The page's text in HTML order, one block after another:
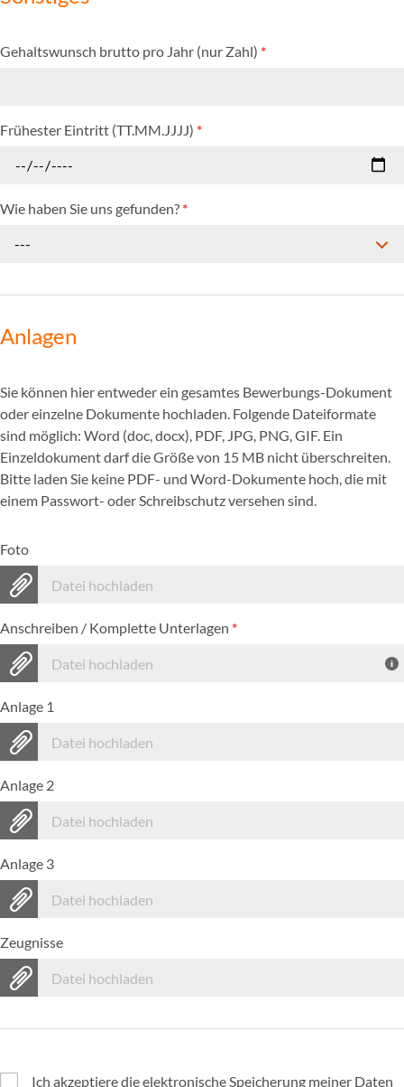
Gehaltswunsch brutto pro Jahr (nur Zahl) *
Frühester Eintritt (TT.MM.JJJJ) *
Wie haben Sie uns gefunden? *
---
Anlagen
Sie können hier entweder ein gesamtes Bewerbungs-Dokument
oder einzelne Dokumente hochladen. Folgende Dateiformate
sind möglich: Word (doc, docx), PDF, JPG, PNG, GIF. Ein
Einzeldokument darf die Größe von 15 MB nicht überschreiten.
Bitte laden Sie keine PDF- und Word-Dokumente hoch, die mit
einem Passwort- oder Schreibschutz versehen sind.
Foto
Datei hochladen
Anschreiben / Komplette Unterlagen *
Datei hochladen
Anlage 1
Datei hochladen
Anlage 2
Datei hochladen
Anlage 3
Datei hochladen
Zeugnisse
Datei hochladen
Ich akzeptiere die elektronische Speicherung meiner Daten